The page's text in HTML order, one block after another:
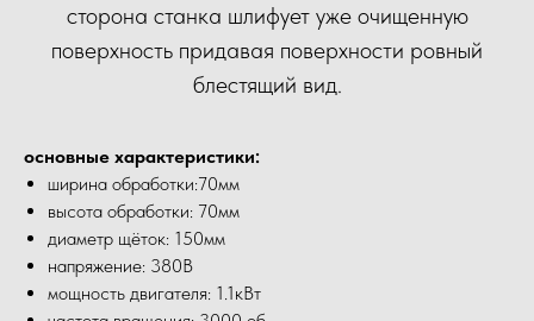
сторона станка шлифует уже очищенную
поверхность придавая поверхности ровный
блестящий вид.
основные характеристики:
ширина обработки:70мм
высота обработки: 70мм
диаметр щёток: 150мм
напряжение: 380В
мощность двигателя: 1.1кВт